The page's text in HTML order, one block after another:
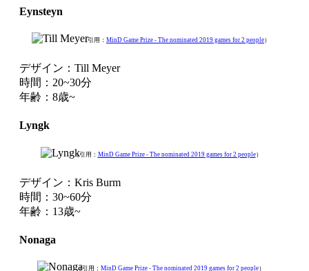
Eynsteyn
（引用： MinD Game Prize - The nominated 2019 games for 2 people）
デザイン：Till Meyer
時間：20~30分
年齢：8歳~
Lyngk
（引用： MinD Game Prize - The nominated 2019 games for 2 people）
デザイン：Kris Burm
時間：30~60分
年齢：13歳~
Nonaga
（引用： MinD Game Prize - The nominated 2019 games for 2 people）